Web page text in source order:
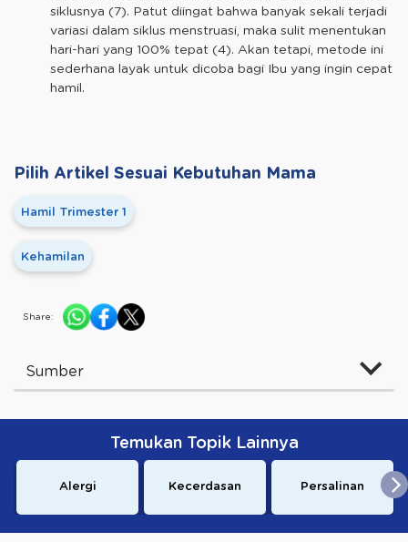
siklusnya (7). Patut diingat bahwa banyak sekali terjadi
variasi dalam siklus menstruasi, maka sulit menentukan
hari-hari yang 100% tepat (4). Akan tetapi, metode ini
sederhana layak untuk dicoba bagi Ibu yang ingin cepat
hamil.
Pilih Artikel Sesuai Kebutuhan Mama
Hamil Trimester 1
Kehamilan
Share:
Sumber
Temukan Topik Lainnya
Alergi Kecerdasan Persalinan